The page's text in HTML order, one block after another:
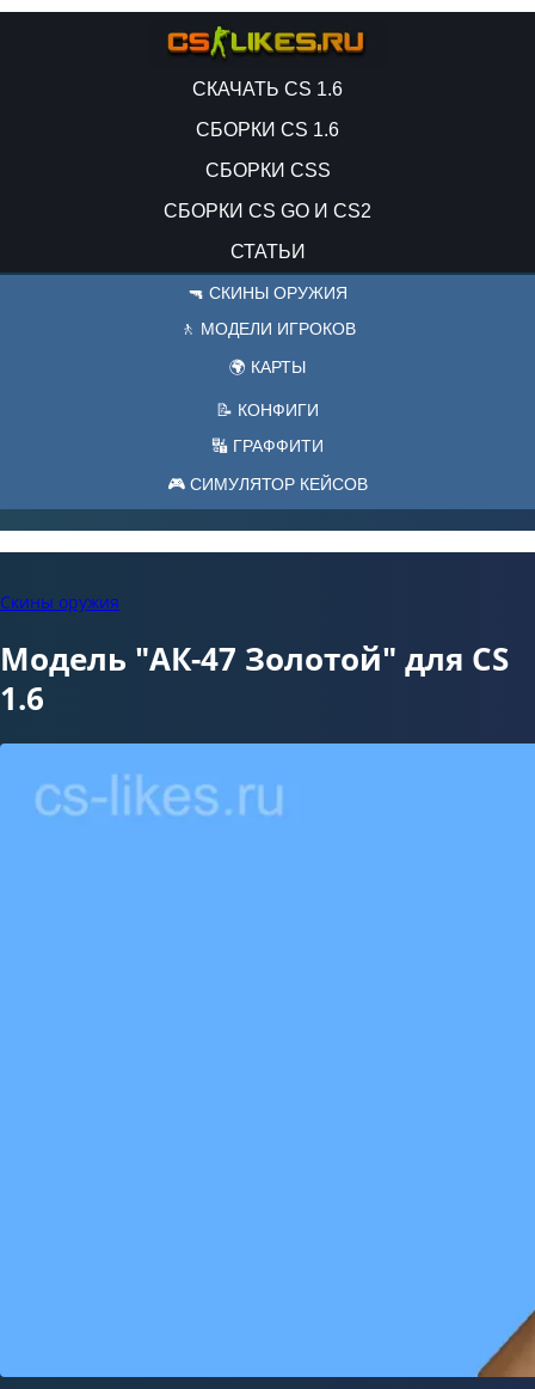
СКАЧАТЬ CS 1.6
СБОРКИ CS 1.6
СБОРКИ CSS
СБОРКИ CS GO И CS2
СТАТЬИ
🔫 СКИНЫ ОРУЖИЯ
🚶 МОДЕЛИ ИГРОКОВ
🌍 КАРТЫ
📝 КОНФИГИ
🔣 ГРАФФИТИ
🎮 СИМУЛЯТОР КЕЙСОВ
Скины оружия
Модель "АК-47 Золотой" для CS
1.6